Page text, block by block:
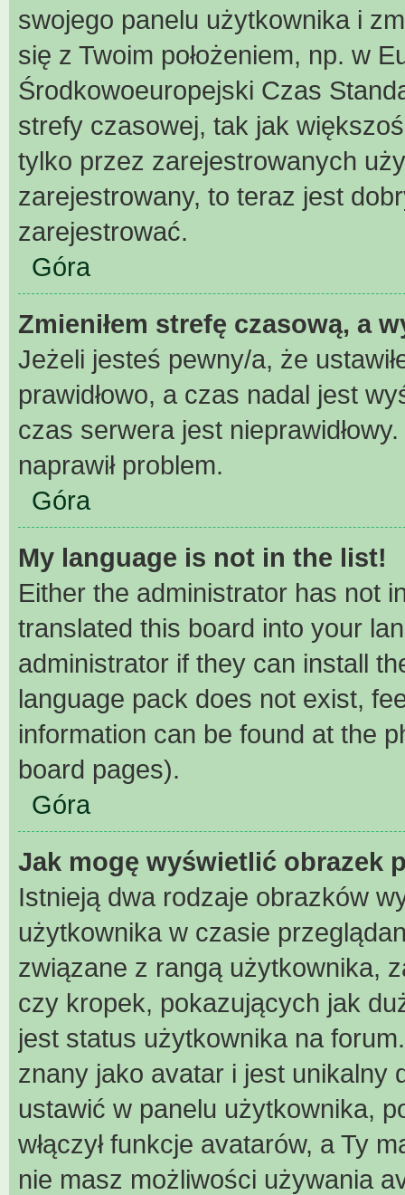
swojego panelu użytkownika i
się z Twoim położeniem, np. w
Środkowoeuropejski Czas
strefy czasowej, tak jak
tylko przez zarejestrowanych
zarejestrowany, to teraz jest
zarejestrować.
Góra
Zmieniłem strefę czasową, a
Jeżeli jesteś pewny/a, że
prawidłowo, a czas nadal jest
czas serwera jest
naprawił problem.
Góra
My language is not in the list!
Either the administrator has not
translated this board into your
administrator if they can install
language pack does not exist,
information can be found at the
board pages).
Góra
Jak mogę wyświetlić obrazek
Istnieją dwa rodzaje obrazków
użytkownika w czasie
związane z rangą użytkownika,
czy kropek, pokazujących jak
jest status użytkownika na
znany jako avatar i jest unikalny
ustawić w panelu użytkownika,
włączył funkcje avatarów, a Ty
nie masz możliwości używania